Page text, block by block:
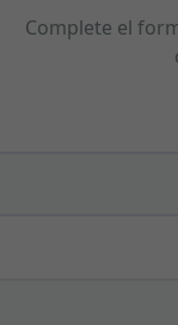
Complete el